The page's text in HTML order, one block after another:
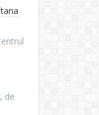
de